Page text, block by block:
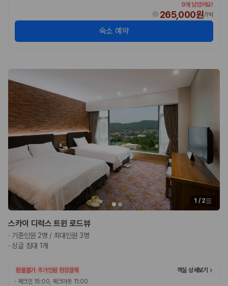
국내 렌트카 가격비교
카모아 사이트맵
9개 남았어요!
265,000원/1박
숙소 예약
1 /2
스카이 디럭스 트윈 로드뷰
· 기준인원 2명 / 최대인원 3명
·싱글 침대 1개
환불불가 추가인원 현장결제
객실 상세보기
· 체크인 15:00, 체크아웃 11:00